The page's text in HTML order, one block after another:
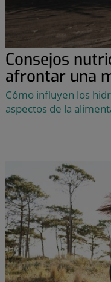
Consejos
afrontar una
Cómo influyen los
aspectos de la